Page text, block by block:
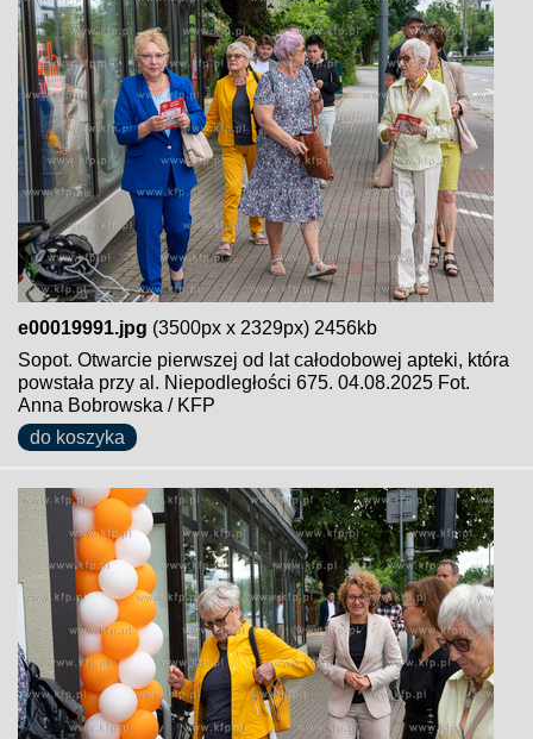
e00019991.jpg (3500px x 2329px) 2456kb
Sopot. Otwarcie pierwszej od lat całodobowej apteki, która
powstała przy al. Niepodległości 675. 04.08.2025 Fot.
Anna Bobrowska / KFP
do koszyka